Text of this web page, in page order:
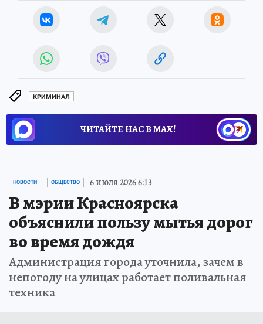
КРИМИНАЛ
ЧИТАЙТЕ НАС В МАХ!
НОВОСТИ ОБЩЕСТВО 6 июля 2026 6:13
В мэрии Красноярска
объяснили пользу мытья дорог
во время дождя
Администрация города уточнила, зачем в
непогоду на улицах работает поливальная
техника